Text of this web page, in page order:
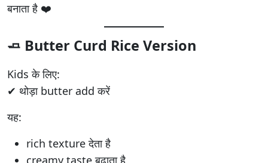
बनाता है ❤️
🧈 Butter Curd Rice Version
Kids के लिए:
✔ थोड़ा butter add करें
यह:
rich texture देता है
creamy taste बढ़ाता है